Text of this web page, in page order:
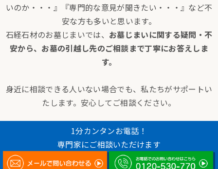
いのか・・・』『専門的な意見が聞きたい・・・』など不
安な方も多いと思います。
石経石材のお墓じまいでは、 お墓じまいに関する疑問・不
安から、お墓の引越し先のご相談まで丁寧にお答えしま
す。
身近に相談できる人いない場合でも、私たちがサポートい
たします。安心してご相談ください。
1分カンタンお電話！
専門家にご相談いただけます